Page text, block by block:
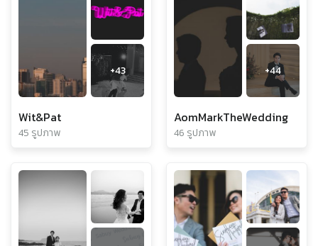
+43
Wit&Pat
45 รูปภาพ
+44
AomMarkTheWedding
46 รูปภาพ